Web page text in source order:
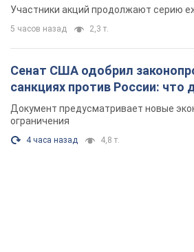
Участники акций продолжают серию
5 часов назад 2,3 т.
Сенат США одобрил
санкциях против России: что
Документ предусматривает новые
ограничения
4 часа назад 4,8 т.